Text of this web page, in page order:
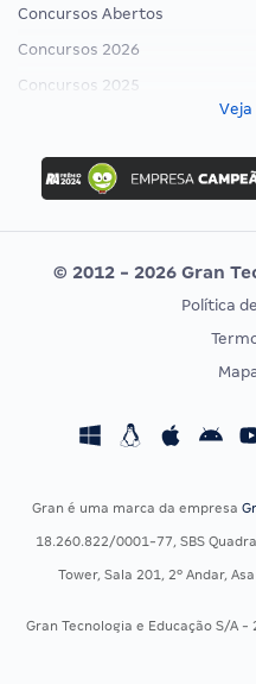
Concursos Abertos
Concursos 2026
Concursos 2025
Concurso Ibama
Concurso MPU
Editais publicados
CONCURSOS POR PROFISSÃO
Concursos Fiscais
Residência Multiprofissional
Veja
© 2012 - 2026 Gran
Política
Gran é uma marca da empresa
18.260.822/0001-77, SBS
Tower, Sala 201, 2º Andar,
Gran Tecnologia e Educação S/A